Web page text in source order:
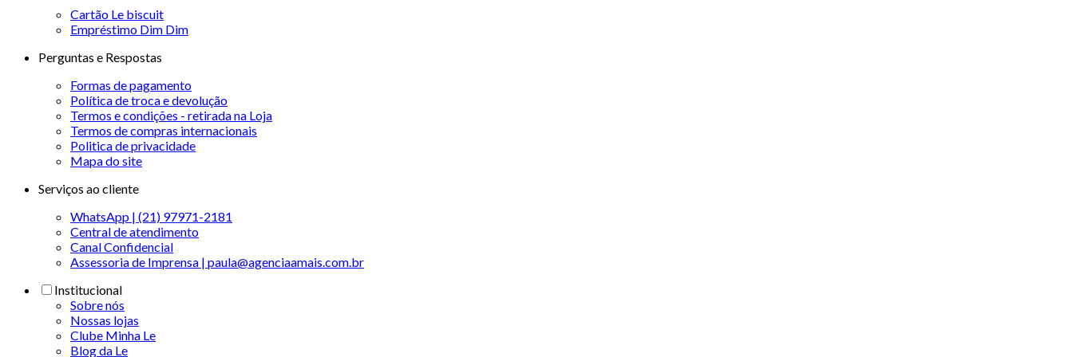
Cartão Le biscuit
Empréstimo Dim Dim
Perguntas e Respostas
Formas de pagamento
Política de troca e devolução
Termos e condições - retirada na Loja
Termos de compras internacionais
Politica de privacidade
Mapa do site
Serviços ao cliente
WhatsApp | (21) 97971-2181
Central de atendimento
Canal Confidencial
Assessoria de Imprensa | paula@agenciaamais.com.br
Institucional
Sobre nós
Nossas lojas
Clube Minha Le
Blog da Le